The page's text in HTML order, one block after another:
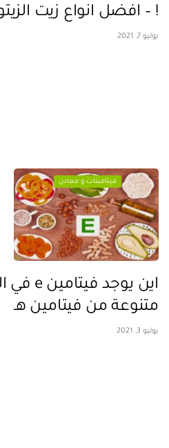
! – افضل انواع زيت
يوليو 7, 2021
فيتامينات و معادن
متنوعة من فيتامين هـ
يوليو 3, 2021